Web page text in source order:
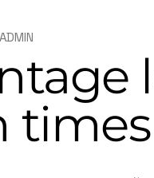
ADMIN
times